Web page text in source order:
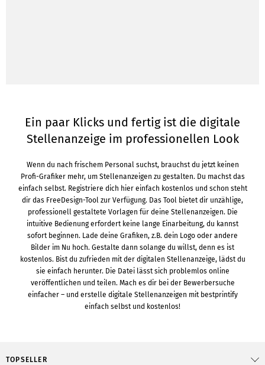
Ein paar Klicks und fertig ist die digitale
Stellenanzeige im professionellen Look
Wenn du nach frischem Personal suchst, brauchst du jetzt keinen
Profi-Grafiker mehr, um Stellenanzeigen zu gestalten. Du machst das
einfach selbst. Registriere dich hier einfach kostenlos und schon steht
dir das FreeDesign-Tool zur Verfügung. Das Tool bietet dir unzählige,
professionell gestaltete Vorlagen für deine Stellenanzeigen. Die
intuitive Bedienung erfordert keine lange Einarbeitung, du kannst
sofort beginnen. Lade deine Grafiken, z.B. dein Logo oder andere
Bilder im Nu hoch. Gestalte dann solange du willst, denn es ist
kostenlos. Bist du zufrieden mit der digitalen Stellenanzeige, lädst du
sie einfach herunter. Die Datei lässt sich problemlos online
veröffentlichen und teilen. Mach es dir bei der Bewerbersuche
einfacher – und erstelle digitale Stellenanzeigen mit bestprintify
einfach selbst und kostenlos!
TOPSELLER